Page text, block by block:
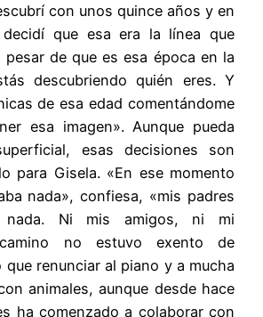
con unos quince años y en
que esa era la línea que
pesar de que es esa época en la
descubriendo quién eres. Y
de esa edad comentándome
esa imagen». Aunque pueda
esas decisiones son
para Gisela. «En ese momento
nada», confiesa, «mis padres
nada. Ni mis amigos, ni mi
no estuvo exento de
renunciar al piano y a mucha
animales, aunque desde hace
ha comenzado a colaborar con